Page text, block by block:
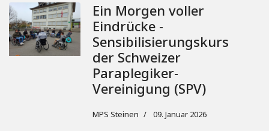
Ein Morgen voller
Eindrücke -
Sensibilisierungskurs
der Schweizer
Paraplegiker-
Vereinigung (SPV)
MPS Steinen 09. Januar 2026